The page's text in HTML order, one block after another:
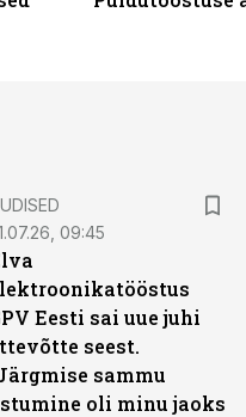
09:45
Eesti sai uue juhi
seest.
sammu
oli minu jaoks